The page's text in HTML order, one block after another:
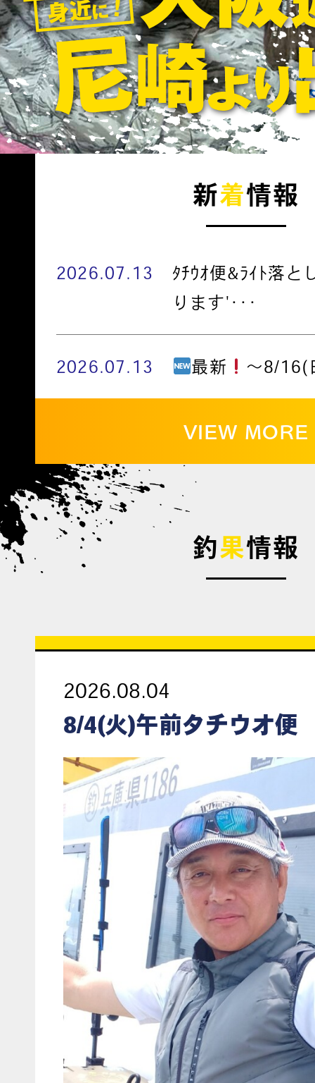
新着情報
2026.07.13
ﾀﾁｳｵ便&ﾗｲﾄ落と
ります'･･･
2026.07.13 最新 ～8/16(
VIEW MORE
釣果情報
2026.08.04
8/4(火)午前タチウオ便